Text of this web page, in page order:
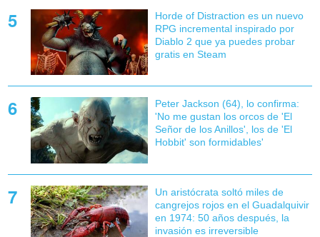
Horde of Distraction es un nuevo
RPG incremental inspirado por
Diablo 2 que ya puedes probar
gratis en Steam
Peter Jackson (64), lo confirma:
'No me gustan los orcos de 'El
Señor de los Anillos', los de 'El
Hobbit' son formidables'
Un aristócrata soltó miles de
cangrejos rojos en el Guadalquivir
en 1974: 50 años después, la
invasión es irreversible